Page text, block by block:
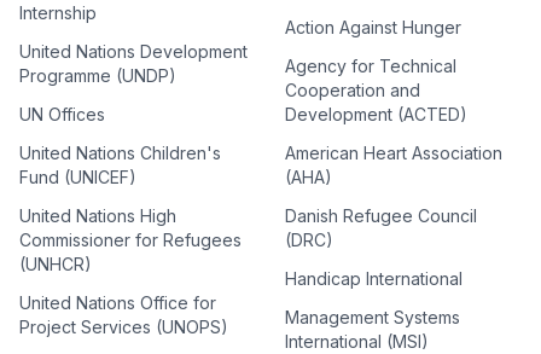
Internship
United Nations Development
Programme (UNDP)
UN Offices
United Nations Children's
Fund (UNICEF)
United Nations High
Commissioner for Refugees
(UNHCR)
United Nations Office for
Project Services (UNOPS)
Action Against Hunger
Agency for Technical
Cooperation and
Development (ACTED)
American Heart Association
(AHA)
Danish Refugee Council
(DRC)
Handicap International
Management Systems
International (MSI)